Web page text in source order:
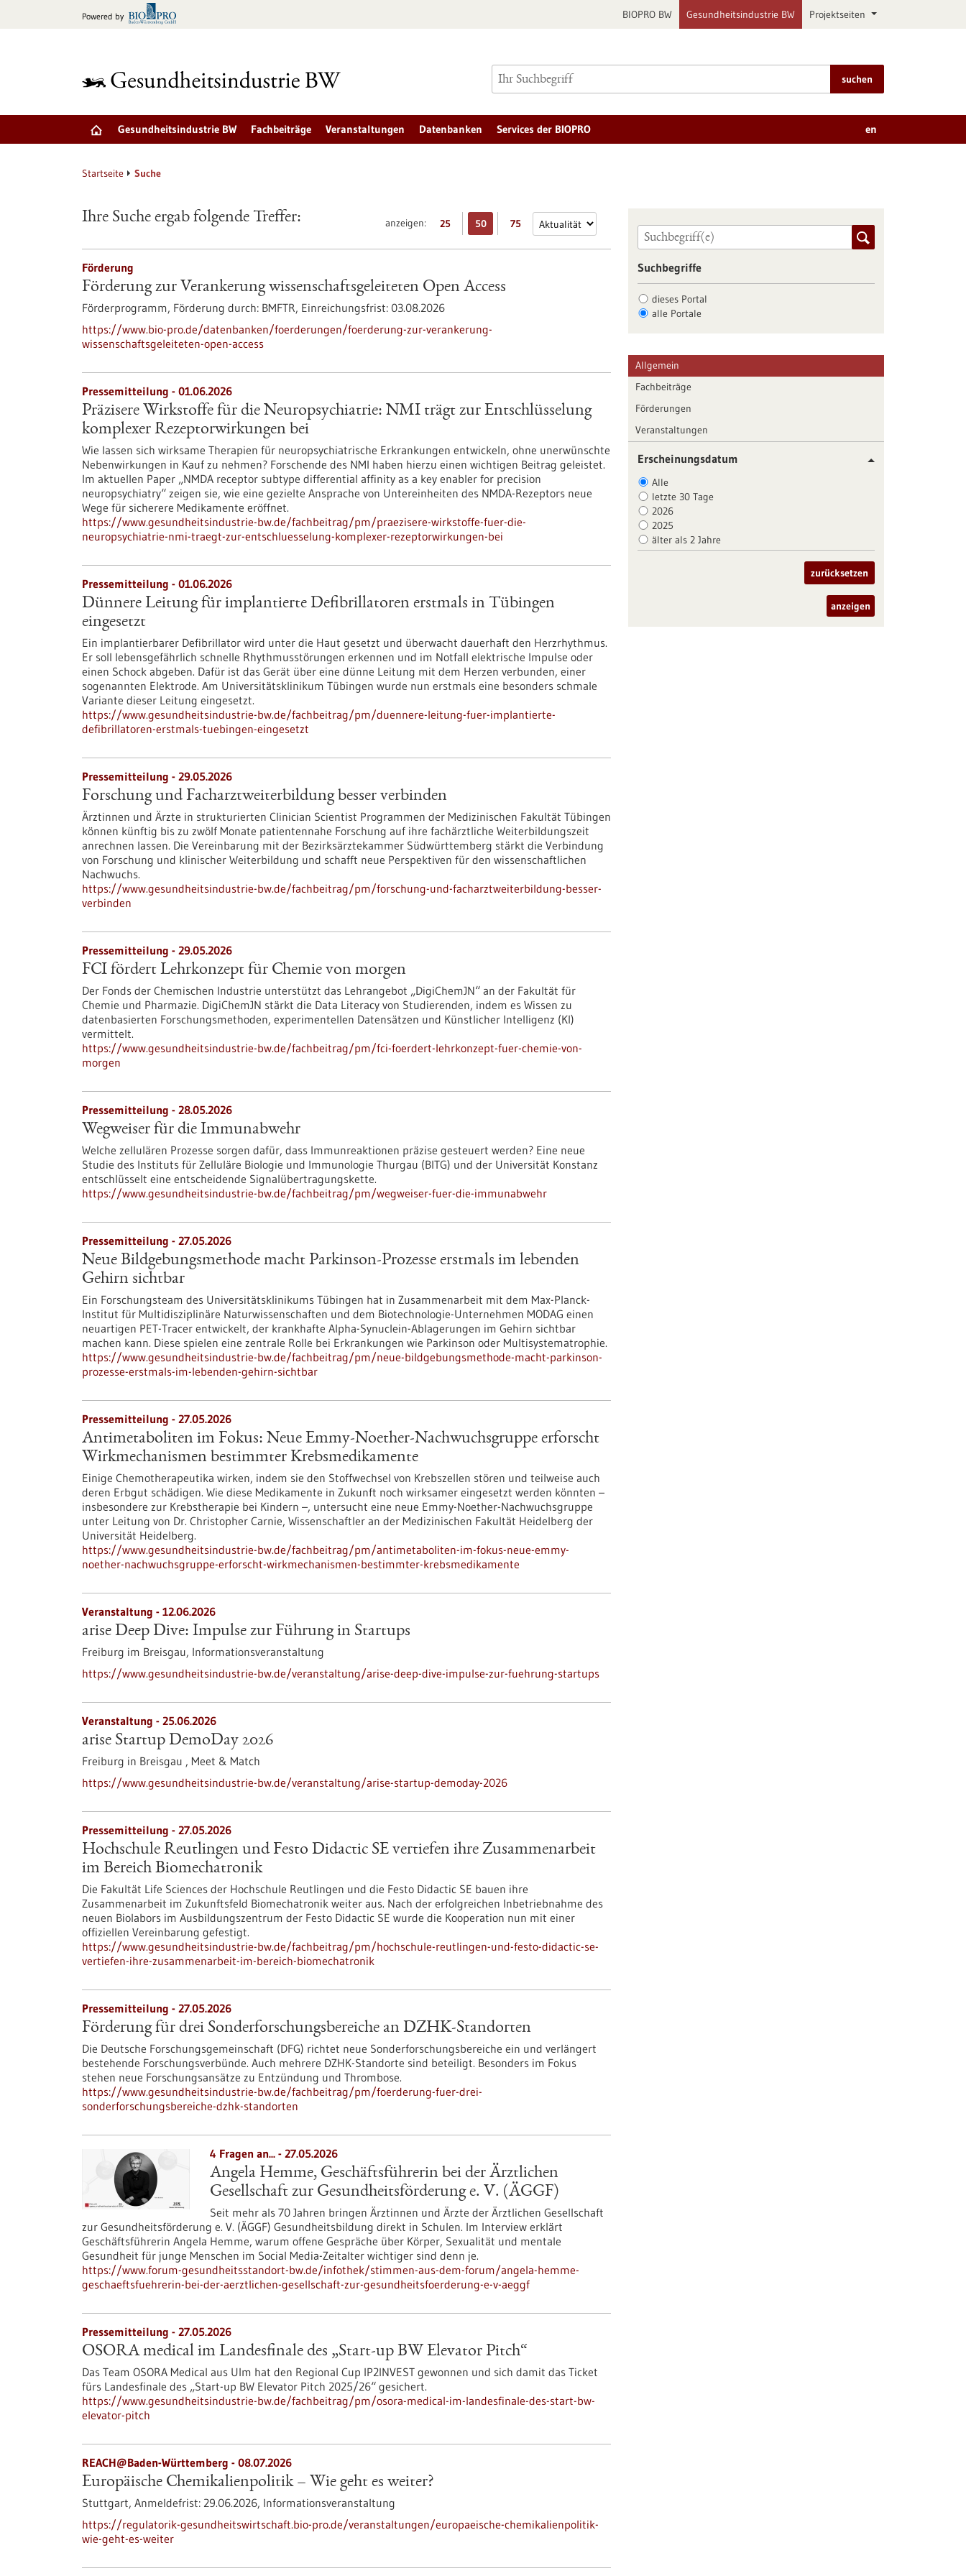
Powered by BIOPRO BW Gesundheitsindustrie BW Projektseiten
suchen
Gesundheitsindustrie BW Fachbeiträge Veranstaltungen Datenbanken Services der BIOPRO en
Startseite Suche
anzeigen: 25 50 75
Ihre Suche ergab folgende Treffer:
Förderung
Förderung zur Verankerung wissenschaftsgeleiteten Open Access
Förderprogramm, Förderung durch: BMFTR, Einreichungsfrist: 03.08.2026
https://www.bio-pro.de/datenbanken/foerderungen/foerderung-zur-verankerung-
wissenschaftsgeleiteten-open-access
Pressemitteilung - 01.06.2026
Präzisere Wirkstoffe für die Neuropsychiatrie: NMI trägt zur Entschlüsselung
komplexer Rezeptorwirkungen bei
Wie lassen sich wirksame Therapien für neuropsychiatrische Erkrankungen entwickeln, ohne unerwünschte
Nebenwirkungen in Kauf zu nehmen? Forschende des NMI haben hierzu einen wichtigen Beitrag geleistet.
Im aktuellen Paper „NMDA receptor subtype differential affinity as a key enabler for precision
neuropsychiatry“ zeigen sie, wie eine gezielte Ansprache von Untereinheiten des NMDA-Rezeptors neue
Wege für sicherere Medikamente eröffnet.
https://www.gesundheitsindustrie-bw.de/fachbeitrag/pm/praezisere-wirkstoffe-fuer-die-
neuropsychiatrie-nmi-traegt-zur-entschluesselung-komplexer-rezeptorwirkungen-bei
Pressemitteilung - 01.06.2026
Dünnere Leitung für implantierte Defibrillatoren erstmals in Tübingen
eingesetzt
Ein implantierbarer Defibrillator wird unter die Haut gesetzt und überwacht dauerhaft den Herzrhythmus.
Er soll lebensgefährlich schnelle Rhythmusstörungen erkennen und im Notfall elektrische Impulse oder
einen Schock abgeben. Dafür ist das Gerät über eine dünne Leitung mit dem Herzen verbunden, einer
sogenannten Elektrode. Am Universitätsklinikum Tübingen wurde nun erstmals eine besonders schmale
Variante dieser Leitung eingesetzt.
https://www.gesundheitsindustrie-bw.de/fachbeitrag/pm/duennere-leitung-fuer-implantierte-
defibrillatoren-erstmals-tuebingen-eingesetzt
Pressemitteilung - 29.05.2026
Forschung und Facharztweiterbildung besser verbinden
Ärztinnen und Ärzte in strukturierten Clinician Scientist Programmen der Medizinischen Fakultät Tübingen
können künftig bis zu zwölf Monate patientennahe Forschung auf ihre fachärztliche Weiterbildungszeit
anrechnen lassen. Die Vereinbarung mit der Bezirksärztekammer Südwürttemberg stärkt die Verbindung
von Forschung und klinischer Weiterbildung und schafft neue Perspektiven für den wissenschaftlichen
Nachwuchs.
https://www.gesundheitsindustrie-bw.de/fachbeitrag/pm/forschung-und-facharztweiterbildung-besser-
verbinden
Pressemitteilung - 29.05.2026
FCI fördert Lehrkonzept für Chemie von morgen
Der Fonds der Chemischen Industrie unterstützt das Lehrangebot „DigiChemJN“ an der Fakultät für
Chemie und Pharmazie. DigiChemJN stärkt die Data Literacy von Studierenden, indem es Wissen zu
datenbasierten Forschungsmethoden, experimentellen Datensätzen und Künstlicher Intelligenz (KI)
vermittelt.
https://www.gesundheitsindustrie-bw.de/fachbeitrag/pm/fci-foerdert-lehrkonzept-fuer-chemie-von-
morgen
Pressemitteilung - 28.05.2026
Wegweiser für die Immunabwehr
Welche zellulären Prozesse sorgen dafür, dass Immunreaktionen präzise gesteuert werden? Eine neue
Studie des Instituts für Zelluläre Biologie und Immunologie Thurgau (BITG) und der Universität Konstanz
entschlüsselt eine entscheidende Signalübertragungskette.
https://www.gesundheitsindustrie-bw.de/fachbeitrag/pm/wegweiser-fuer-die-immunabwehr
Pressemitteilung - 27.05.2026
Neue Bildgebungsmethode macht Parkinson-Prozesse erstmals im lebenden
Gehirn sichtbar
Ein Forschungsteam des Universitätsklinikums Tübingen hat in Zusammenarbeit mit dem Max-Planck-
Institut für Multidisziplinäre Naturwissenschaften und dem Biotechnologie-Unternehmen MODAG einen
neuartigen PET-Tracer entwickelt, der krankhafte Alpha-Synuclein-Ablagerungen im Gehirn sichtbar
machen kann. Diese spielen eine zentrale Rolle bei Erkrankungen wie Parkinson oder Multisystematrophie.
https://www.gesundheitsindustrie-bw.de/fachbeitrag/pm/neue-bildgebungsmethode-macht-parkinson-
prozesse-erstmals-im-lebenden-gehirn-sichtbar
Pressemitteilung - 27.05.2026
Antimetaboliten im Fokus: Neue Emmy-Noether-Nachwuchsgruppe erforscht
Wirkmechanismen bestimmter Krebsmedikamente
Einige Chemotherapeutika wirken, indem sie den Stoffwechsel von Krebszellen stören und teilweise auch
deren Erbgut schädigen. Wie diese Medikamente in Zukunft noch wirksamer eingesetzt werden könnten –
insbesondere zur Krebstherapie bei Kindern –, untersucht eine neue Emmy-Noether-Nachwuchsgruppe
unter Leitung von Dr. Christopher Carnie, Wissenschaftler an der Medizinischen Fakultät Heidelberg der
Universität Heidelberg.
https://www.gesundheitsindustrie-bw.de/fachbeitrag/pm/antimetaboliten-im-fokus-neue-emmy-
noether-nachwuchsgruppe-erforscht-wirkmechanismen-bestimmter-krebsmedikamente
Veranstaltung - 12.06.2026
arise Deep Dive: Impulse zur Führung in Startups
Freiburg im Breisgau, Informationsveranstaltung
https://www.gesundheitsindustrie-bw.de/veranstaltung/arise-deep-dive-impulse-zur-fuehrung-startups
Veranstaltung - 25.06.2026
arise Startup DemoDay 2026
Freiburg in Breisgau , Meet & Match
https://www.gesundheitsindustrie-bw.de/veranstaltung/arise-startup-demoday-2026
Pressemitteilung - 27.05.2026
Hochschule Reutlingen und Festo Didactic SE vertiefen ihre Zusammenarbeit
im Bereich Biomechatronik
Die Fakultät Life Sciences der Hochschule Reutlingen und die Festo Didactic SE bauen ihre
Zusammenarbeit im Zukunftsfeld Biomechatronik weiter aus. Nach der erfolgreichen Inbetriebnahme des
neuen Biolabors im Ausbildungszentrum der Festo Didactic SE wurde die Kooperation nun mit einer
offiziellen Vereinbarung gefestigt.
https://www.gesundheitsindustrie-bw.de/fachbeitrag/pm/hochschule-reutlingen-und-festo-didactic-se-
vertiefen-ihre-zusammenarbeit-im-bereich-biomechatronik
Pressemitteilung - 27.05.2026
Förderung für drei Sonderforschungsbereiche an DZHK-Standorten
Die Deutsche Forschungsgemeinschaft (DFG) richtet neue Sonderforschungsbereiche ein und verlängert
bestehende Forschungsverbünde. Auch mehrere DZHK-Standorte sind beteiligt. Besonders im Fokus
stehen neue Forschungsansätze zu Entzündung und Thrombose.
https://www.gesundheitsindustrie-bw.de/fachbeitrag/pm/foerderung-fuer-drei-
sonderforschungsbereiche-dzhk-standorten
4 Fragen an... - 27.05.2026
Angela Hemme, Geschäftsführerin bei der Ärztlichen
Gesellschaft zur Gesundheitsförderung e. V. (ÄGGF)
Seit mehr als 70 Jahren bringen Ärztinnen und Ärzte der Ärztlichen Gesellschaft
zur Gesundheitsförderung e. V. (ÄGGF) Gesundheitsbildung direkt in Schulen. Im Interview erklärt
Geschäftsführerin Angela Hemme, warum offene Gespräche über Körper, Sexualität und mentale
Gesundheit für junge Menschen im Social Media-Zeitalter wichtiger sind denn je.
https://www.forum-gesundheitsstandort-bw.de/infothek/stimmen-aus-dem-forum/angela-hemme-
geschaeftsfuehrerin-bei-der-aerztlichen-gesellschaft-zur-gesundheitsfoerderung-e-v-aeggf
Pressemitteilung - 27.05.2026
OSORA medical im Landesfinale des „Start-up BW Elevator Pitch“
Das Team OSORA Medical aus Ulm hat den Regional Cup IP2INVEST gewonnen und sich damit das Ticket
fürs Landesfinale des „Start-up BW Elevator Pitch 2025/26“ gesichert.
https://www.gesundheitsindustrie-bw.de/fachbeitrag/pm/osora-medical-im-landesfinale-des-start-bw-
elevator-pitch
REACH@Baden-Württemberg - 08.07.2026
Europäische Chemikalienpolitik – Wie geht es weiter?
Stuttgart, Anmeldefrist: 29.06.2026, Informationsveranstaltung
https://regulatorik-gesundheitswirtschaft.bio-pro.de/veranstaltungen/europaeische-chemikalienpolitik-
wie-geht-es-weiter
Suchbegriffe
dieses Portal
alle Portale
Allgemein
Fachbeiträge
Förderungen
Veranstaltungen
Erscheinungsdatum
Alle
letzte 30 Tage
2026
2025
älter als 2 Jahre
zurücksetzen
anzeigen